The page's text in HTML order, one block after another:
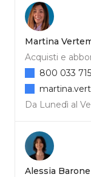
Martina
Acquisti e
Da Lunedì al
800 033 715
Alessia Barone